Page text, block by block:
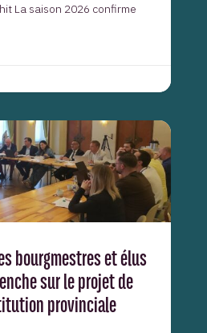
La saison 2026 confirme
bourgmestres et élus
sur le projet de
provinciale